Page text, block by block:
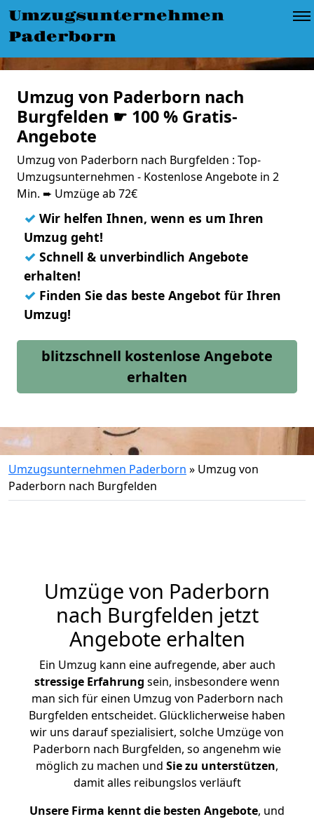
Umzugsunternehmen
Paderborn
Umzug von Paderborn nach
Burgfelden ☛ 100 % Gratis-
Angebote
Umzug von Paderborn nach Burgfelden : Top-
Umzugsunternehmen - Kostenlose Angebote in 2
Min. ➨ Umzüge ab 72€
✓ Wir helfen Ihnen, wenn es um Ihren
Umzug geht!
✓ Schnell & unverbindlich Angebote
erhalten!
✓ Finden Sie das beste Angebot für Ihren
Umzug!
blitzschnell kostenlose Angebote
erhalten
Umzugsunternehmen Paderborn » Umzug von
Paderborn nach Burgfelden
Umzüge von Paderborn
nach Burgfelden jetzt
Angebote erhalten
Ein Umzug kann eine aufregende, aber auch
stressige Erfahrung sein, insbesondere wenn
man sich für einen Umzug von Paderborn nach
Burgfelden entscheidet. Glücklicherweise haben
wir uns darauf spezialisiert, solche Umzüge von
Paderborn nach Burgfelden, so angenehm wie
möglich zu machen und Sie zu unterstützen,
damit alles reibungslos verläuft
Unsere Firma kennt die besten Angebote, und